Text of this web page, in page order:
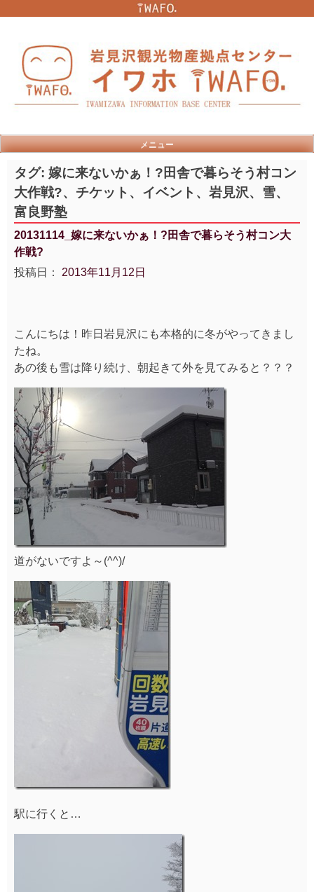
メニュー
タグ: 嫁に来ないかぁ！?田舎で暮らそう村コン
大作戦?、チケット、イベント、岩見沢、雪、
富良野塾
20131114_嫁に来ないかぁ！?田舎で暮らそう村コン大
作戦?
投稿日： 2013年11月12日
こんにちは！昨日岩見沢にも本格的に冬がやってきまし
たね。
あの後も雪は降り続け、朝起きて外を見てみると？？？
道がないですよ～(^^)/
駅に行くと…